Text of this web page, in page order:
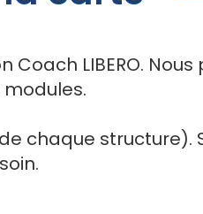
LIBERO.
chaque structure).